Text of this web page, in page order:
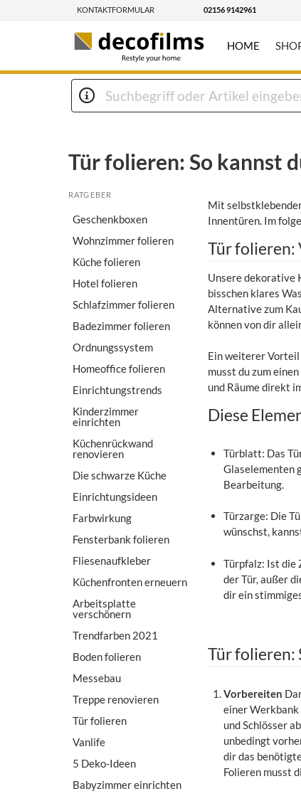
KONTAKTFORMULAR 02156 9142961
HOME
Tür folieren: So kannst
RATGEBER
Geschenkboxen
Wohnzimmer folieren
Küche folieren
Hotel folieren
Schlafzimmer folieren
Badezimmer folieren
Ordnungssystem
Homeoffice folieren
Einrichtungstrends
Kinderzimmer
einrichten
Küchenrückwand
renovieren
Die schwarze Küche
Einrichtungsideen
Farbwirkung
Fensterbank folieren
Fliesenaufkleber
Küchenfronten erneuern
Arbeitsplatte
verschönern
Trendfarben 2021
Boden folieren
Messebau
Treppe renovieren
Tür folieren
Vanlife
5 Deko-Ideen
Babyzimmer einrichten
Mit
Innentüren. Im
Tür folieren:
Unsere dekorative
bisschen klares
Alternative zum
können von dir
Ein weiterer Vorteil
musst du zum
und Räume direkt
Diese
Türblatt: Das
Glaselementen
Bearbeitung.
Türzarge: Die
wünschst,
Türpfalz: Ist die
der Tür, außer
dir ein
Tür folieren:
Vorbereiten
einer Werkbank
und Schlösser
unbedingt
dir das
Folieren musst